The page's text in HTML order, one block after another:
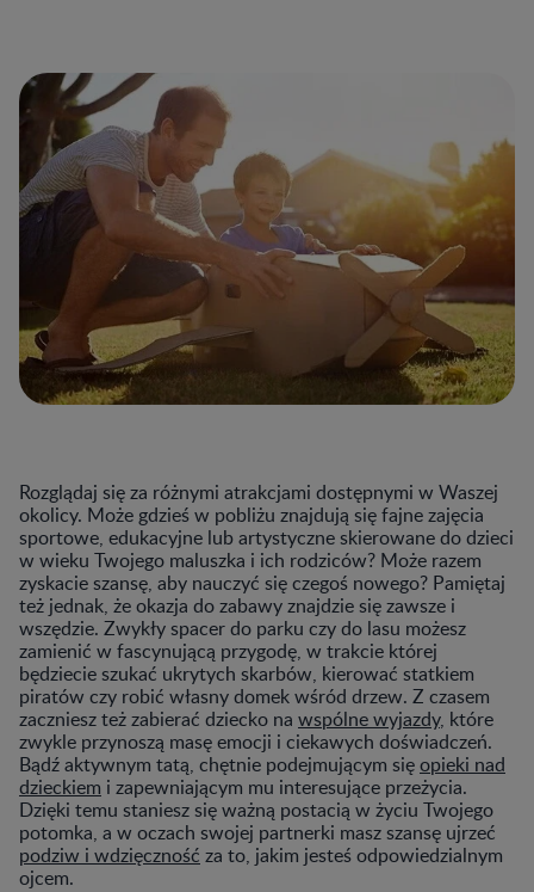
Rozglądaj się za różnymi atrakcjami dostępnymi w Waszej
okolicy. Może gdzieś w pobliżu znajdują się fajne zajęcia
sportowe, edukacyjne lub artystyczne skierowane do dzieci
w wieku Twojego maluszka i ich rodziców? Może razem
zyskacie szansę, aby nauczyć się czegoś nowego? Pamiętaj
też jednak, że okazja do zabawy znajdzie się zawsze i
wszędzie. Zwykły spacer do parku czy do lasu możesz
zamienić w fascynującą przygodę, w trakcie której
będziecie szukać ukrytych skarbów, kierować statkiem
piratów czy robić własny domek wśród drzew. Z czasem
zaczniesz też zabierać dziecko na wspólne wyjazdy, które
zwykle przynoszą masę emocji i ciekawych doświadczeń.
Bądź aktywnym tatą, chętnie podejmującym sięopieki nad
dzieckiem i zapewniającym mu interesujące przeżycia.
Dzięki temu staniesz się ważną postacią w życiu Twojego
potomka, a w oczach swojej partnerki masz szansę ujrzeć
podziw i wdzięczność za to, jakim jesteś odpowiedzialnym
ojcem.